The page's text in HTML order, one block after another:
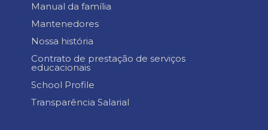
Manual da família
Mantenedores
Nossa história
Contrato de prestação de serviços
educacionais
School Profile
Transparência Salarial